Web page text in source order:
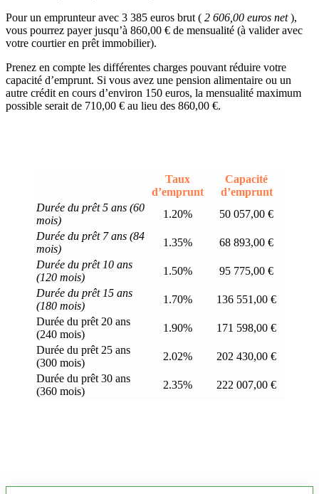
Pour un emprunteur avec 3 385 euros brut ( 2 606,00 euros net),
vous pourrez payer jusqu’à 860,00 € de mensualité (à valider avec
votre courtier en prêt immobilier).
Prenez en compte les différentes charges pouvant réduire votre
capacité d’emprunt. Si vous avez une pension alimentaire ou un
autre crédit en cours d’environ 150 euros, la mensualité maximum
possible serait de 710,00 € au lieu des 860,00 €.
Taux
d’emprunt
Capacité
d’emprunt
Durée du prêt 5 ans (60
mois)
1.20%
50 057,00 €
Durée du prêt 7 ans (84
mois)
1.35%
68 893,00 €
Durée du prêt 10 ans
(120 mois)
1.50%
95 775,00 €
Durée du prêt 15 ans
(180 mois)
1.70%
136 551,00 €
Durée du prêt 20 ans
(240 mois)
1.90%
171 598,00 €
Durée du prêt 25 ans
(300 mois)
2.02%
202 430,00 €
Durée du prêt 30 ans
(360 mois)
2.35% 222 007,00 €